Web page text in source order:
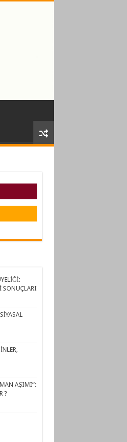
SONUÇLARI
AŞIMI”:
?